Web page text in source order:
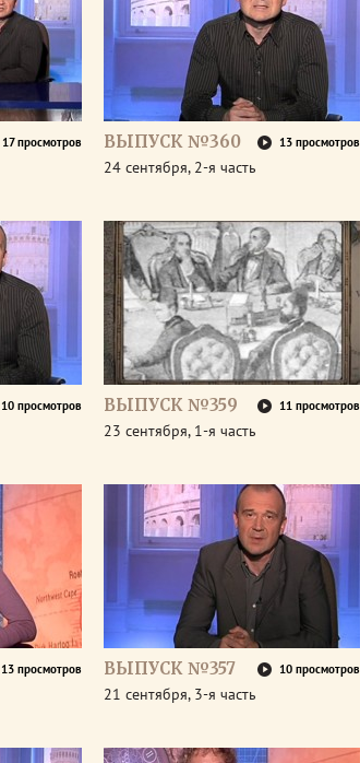
17 просмотров ВЫПУСК №360 13 просмотров
24 сентября, 2-я часть
10 просмотров ВЫПУСК №359 11 просмотров
23 сентября, 1-я часть
13 просмотров ВЫПУСК №357 10 просмотров
21 сентября, 3-я часть